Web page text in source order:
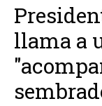
llama a